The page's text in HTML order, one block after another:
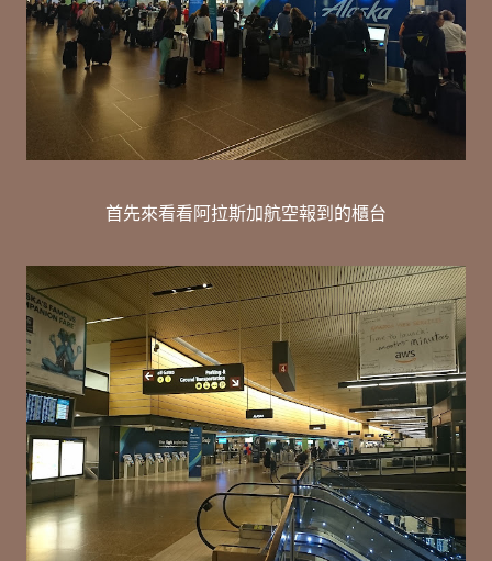
首先來看看阿拉斯加航空報到的櫃台